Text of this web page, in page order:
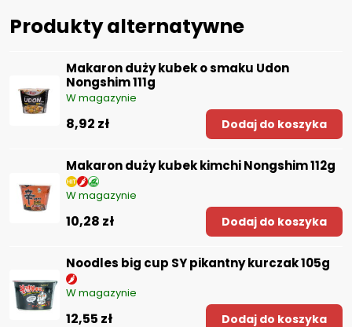
Produkty alternatywne
Makaron duży kubek o smaku Udon
Nongshim 111g
W magazynie
8,92 zł Dodaj do koszyka
Makaron duży kubek kimchi Nongshim 112g
W magazynie
10,28 zł Dodaj do koszyka
Noodles big cup SY pikantny kurczak 105g
W magazynie
12,55 zł Dodaj do koszyka